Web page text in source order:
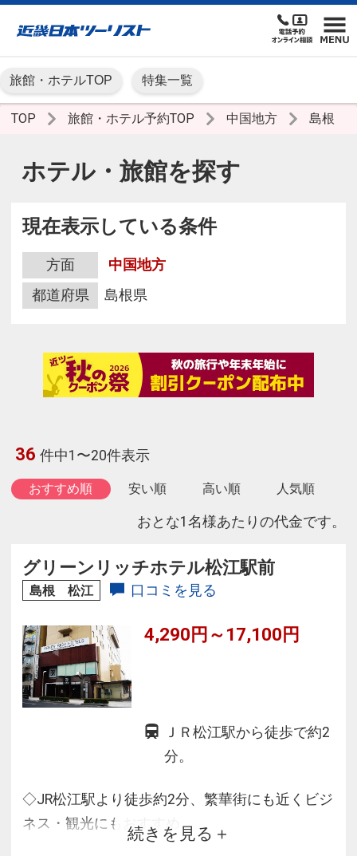
旅館・ホテルTOP 特集一覧
TOP 旅館・ホテル予約TOP 中国地方 島根
ホテル・旅館を探す
現在表示している条件
方面
中国地方
都道府県
島根県
36 件中1〜20件表示
おすすめ順 安い順 高い順 人気順
おとな1名様あたりの代金です。
グリーンリッチホテル松江駅前
島根 松江 口コミを見る
4,290円～17,100円
ＪＲ松江駅から徒歩で約2
分。
◇JR松江駅より徒歩約2分、繁華街にも近くビジ
ネス・観光にもおすすめ
◇朝食は旬の食材をふんだんに使用した和洋バ
続きを見る